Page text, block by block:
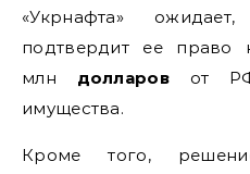
«Укрнафта»
подтвердит ее
млн долларовот РФ
имущества.
Кроме того,